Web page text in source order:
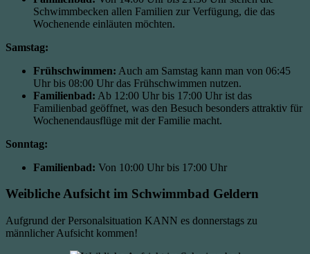
Schwimmbecken allen Familien zur Verfügung, die das
Wochenende einläuten möchten.
Samstag:
Frühschwimmen: Auch am Samstag kann man von 06:45
Uhr bis 08:00 Uhr das Frühschwimmen nutzen.
Familienbad: Ab 12:00 Uhr bis 17:00 Uhr ist das
Familienbad geöffnet, was den Besuch besonders attraktiv für
Wochenendausflüge mit der Familie macht.
Sonntag:
Familienbad: Von 10:00 Uhr bis 17:00 Uhr
Weibliche Aufsicht im Schwimmbad Geldern
Aufgrund der Personalsituation KANN es donnerstags zu
männlicher Aufsicht kommen!